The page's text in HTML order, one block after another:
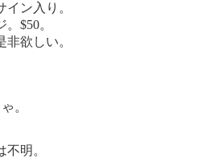
ン入り。
$50。
欲しい。
。
明。